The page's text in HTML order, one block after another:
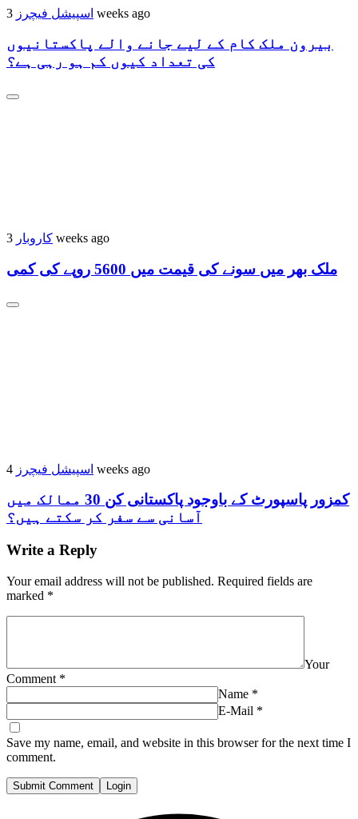
اسپیشل فیچرز 3 weeks ago
بیرون ملک کام کے لیے جانے والے پاکستانیوں
کی تعداد کیوں کم ہو رہی ہے؟
کاروبار 3 weeks ago
ملک بھر میں سونے کی قیمت میں 5600 روپے کی کمی
اسپیشل فیچرز 4 weeks ago
کمزور پاسپورٹ کے باوجود پاکستانی کن 30 ممالک میں
آسانی سے سفر کر سکتے ہیں؟
Write a Reply
Your email address will not be published. Required fields are
marked *
Your
Comment *
Name *
E-Mail *
Save my name, email, and website in this browser for the next time I
comment.
Submit Comment Login